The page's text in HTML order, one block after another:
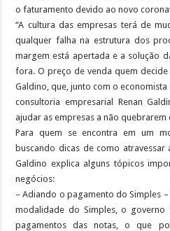
o faturamento devido ao novo
“A cultura das empresas terá de
qualquer falha na estrutura dos
margem está apertada e a solução
fora. O preço de venda quem decide
Galdino, que, junto com o
consultoria empresarial Renan
ajudar as empresas a não
Para quem se encontra em um
buscando dicas de como atravessar
Galdino explica alguns tópicos
negócios:
– Adiando o pagamento do Simples
modalidade do Simples, o
pagamentos das notas, o que